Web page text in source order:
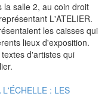
la salle 2, au coin droit
L'ATELIER.
les caisses qui
lieux d'exposition.
d'artistes qui
: LES